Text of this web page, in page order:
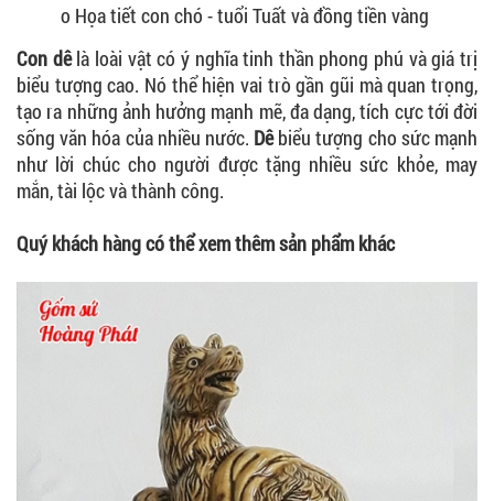
o Họa tiết con chó - tuổi Tuất và đồng tiền vàng
Con dêlà loài vật có ý nghĩa tinh thần phong phú và giá trị
biểu tượng cao. Nó thể hiện vai trò gần gũi mà quan trọng,
tạo ra những ảnh hưởng mạnh mẽ, đa dạng, tích cực tới đời
sống văn hóa của nhiều nước. Dêbiểu tượng cho sức mạnh
như lời chúc cho người được tặng nhiều sức khỏe, may
mắn, tài lộc và thành công.
Quý khách hàng có thể xem thêm sản phẩm khác